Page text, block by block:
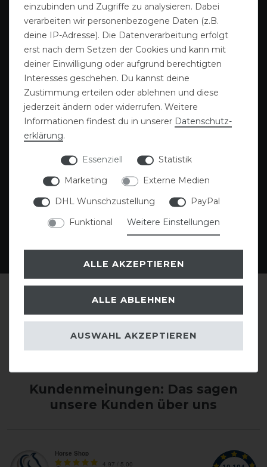
Gutscheine
Deckenwäsche
Sattlerei
Blog
Kundenmeinungen: Das sagen
unsere Kunden über uns
einzubinden und Zugriffe zu analysieren. Dabei
verarbeiten wir personenbezogene Daten (z.B.
deine IP-Adresse). Die Datenverarbeitung erfolgt
erst nach dem Setzen der Cookies und kann mit
deiner Einwilligung oder aufgrund berechtigten
Interesses geschehen. Du kannst deine
Zustimmung erteilen oder ablehnen und diese
jederzeit ändern oder widerrufen. Weitere
Informationen findest du in unserer Daten­schutz­
erklärung.
Essenziell
Statistik
Marketing
Externe Medien
DHL Wunschzustellung
PayPal
Funktional
Weitere Einstellungen
ALLE AKZEPTIEREN
ALLE ABLEHNEN
AUSWAHL AKZEPTIEREN